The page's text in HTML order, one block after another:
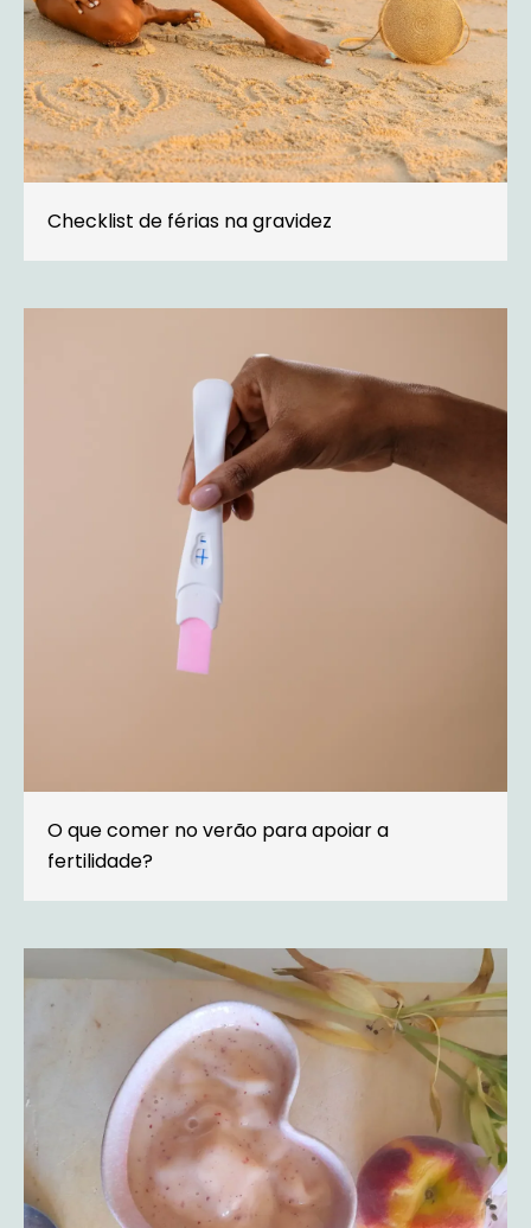
Checklist de férias na gravidez
O que comer no verão para apoiar a
fertilidade?